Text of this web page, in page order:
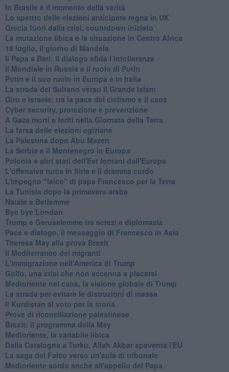
In Brasile è il momento della verità
Lo spettro delle elezioni anticipate regna in UK
Grecia fuori dalla crisi, countdown iniziato
La mutazione libica e la situazione in Centro Africa
18 luglio, il giorno di Mandela
Il Papa a Bari: il dialogo sfida l’intolleranza
Il Mondiale in Russia e il ruolo di Putin
Putin e il suo ruolo in Europa e in Italia
La strada del Sultano verso il Grande Islam
Giro e Israele: tra la pace del ciclismo e il caos
Cyber security, protezione e prevenzione
A Gaza morti e feriti nella Giornata della Terra
La farsa delle elezioni egiziane
La Palestina dopo Abu Mazen
La Serbia e il Montenegro in Europa
Polonia e altri stati dell'Est lontani dall'Europa
L'offensiva turca in Siria e il dramma curdo
L’impegno “laico” di papa Francesco per la Terra
La Tunisia dopo la primavera araba
Natale a Betlemme
Bye bye London
Trump e Gerusalemme tra screzi e diplomazia
Pace e dialogo, il messaggio di Francesco in Asia
Theresa May alla prova Brexit
Il Mediterraneo dei migranti
L'immigrazione nell'America di Trump
Golfo, una crisi che non accenna a placarsi
Medioriente nel caos, la visione globale di Trump
La strada per evitare le distruzioni di massa
Il Kurdistan al voto per la storia
Prove di riconciliazione palestinese
Brexit: il programma della May
Medioriente, la variabile libica
Dalla Catalogna a Turku, Allah Akbar spaventa l'EU
La saga del Falco verso un'aula di tribunale
Medioriente sordo anche all'appello del Papa